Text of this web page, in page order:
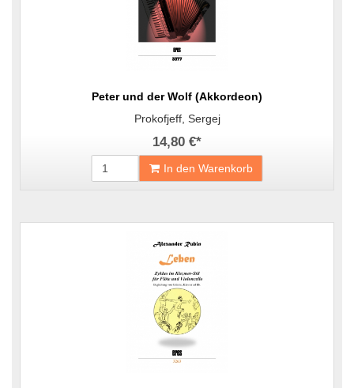
Peter und der Wolf (Akkordeon)
Prokofjeff, Sergej
14,80 €*
In den Warenkorb